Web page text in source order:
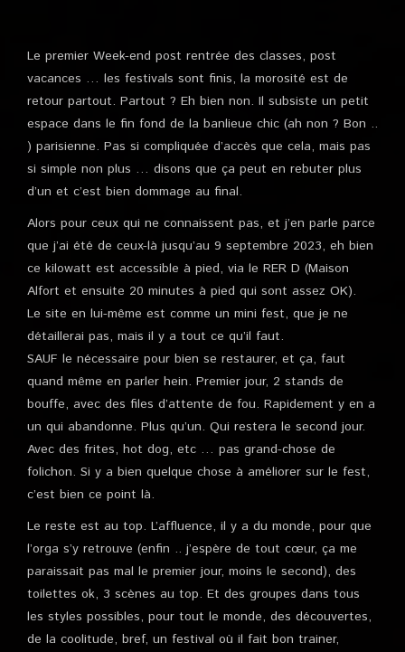
Le premier Week-end post rentrée des classes, post
vacances … les festivals sont finis, la morosité est de
retour partout. Partout ? Eh bien non. Il subsiste un petit
espace dans le fin fond de la banlieue chic (ah non ? Bon ..
) parisienne. Pas si compliquée d’accès que cela, mais pas
si simple non plus … disons que ça peut en rebuter plus
d’un et c’est bien dommage au final.
Alors pour ceux qui ne connaissent pas, et j’en parle parce
que j’ai été de ceux-là jusqu’au 9 septembre 2023, eh bien
ce kilowatt est accessible à pied, via le RER D (Maison
Alfort et ensuite 20 minutes à pied qui sont assez OK).
Le site en lui-même est comme un mini fest, que je ne
détaillerai pas, mais il y a tout ce qu’il faut.
SAUF le nécessaire pour bien se restaurer, et ça, faut
quand même en parler hein. Premier jour, 2 stands de
bouffe, avec des files d’attente de fou. Rapidement y en a
un qui abandonne. Plus qu’un. Qui restera le second jour.
Avec des frites, hot dog, etc … pas grand-chose de
folichon. Si y a bien quelque chose à améliorer sur le fest,
c’est bien ce point là.
Le reste est au top. L’affluence, il y a du monde, pour que
l’orga s’y retrouve (enfin .. j’espère de tout cœur, ça me
paraissait pas mal le premier jour, moins le second), des
toilettes ok, 3 scènes au top. Et des groupes dans tous
les styles possibles, pour tout le monde, des découvertes,
de la coolitude, bref, un festival où il fait bon trainer,